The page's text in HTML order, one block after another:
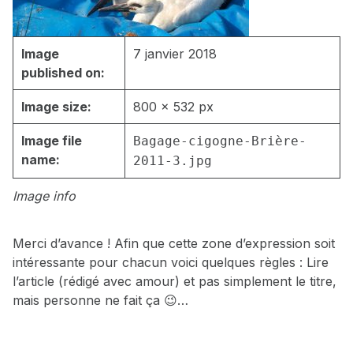
Image info
Image
published on:
7 janvier 2018
Image size: 800 × 532 px
Image file
name:
Bagage-cigogne-Brière-
2011-3.jpg
Merci d’avance ! Afin que cette zone d’expression soit
intéressante pour chacun voici quelques règles : Lire
l’article (rédigé avec amour) et pas simplement le titre,
mais personne ne fait ça 😉…
Skip back to main navigation